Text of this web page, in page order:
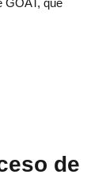
GOAT, que
de